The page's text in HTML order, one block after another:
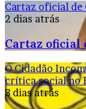
Cartaz oficial de
2 dias atrás
Cartaz oficial
O Cidadão
crítica social no
3 dias atrás